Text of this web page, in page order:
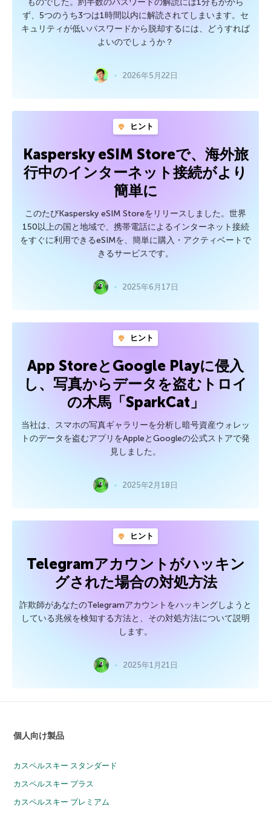
ものでした。約半数のパスワードの解読には1分もかから
ず、5つのうち3つは1時間以内に解読されてしまいます。セ
キュリティが低いパスワードから脱却するには、どうすれば
よいのでしょうか？
2026年5月22日
ヒント
Kaspersky eSIM Storeで、海外旅
行中のインターネット接続がより
簡単に
このたびKaspersky eSIM Storeをリリースしました。世界
150以上の国と地域で、携帯電話によるインターネット接続
をすぐに利用できるeSIMを、簡単に購入・アクティベートで
きるサービスです。
2025年6月17日
ヒント
App StoreとGoogle Playに侵入
し、写真からデータを盗むトロイ
の木馬「SparkCat」
当社は、スマホの写真ギャラリーを分析し暗号資産ウォレッ
トのデータを盗むアプリをAppleとGoogleの公式ストアで発
見しました。
2025年2月18日
ヒント
Telegramアカウントがハッキン
グされた場合の対処方法
詐欺師があなたのTelegramアカウントをハッキングしようと
している兆候を検知する方法と、その対処方法について説明
します。
2025年1月21日
個人向け製品
カスペルスキー スタンダード
カスペルスキー プラス
カスペルスキー プレミアム